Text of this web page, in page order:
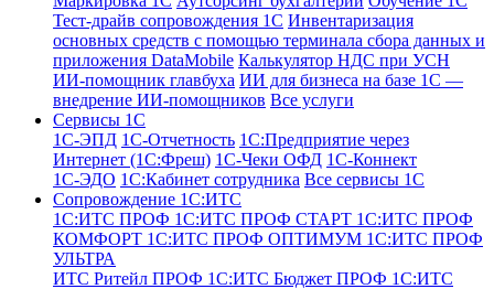
Тест-драйв сопровождения 1С Инвентаризация
основных средств с помощью терминала сбора данных и
приложения DataMobile Калькулятор НДС при УСН
ИИ-помощник главбуха ИИ для бизнеса на базе 1С —
внедрение ИИ-помощников Все услуги
Сервисы 1С
1С-ЭПД 1C-Отчетность 1С:Предприятие через
Интернет (1С:Фреш) 1С-Чеки ОФД 1С‑Коннект
1С-ЭДО 1С:Кабинет сотрудника Все сервисы 1С
Сопровождение 1С:ИТС
1С:ИТС ПРОФ 1С:ИТС ПРОФ СТАРТ 1С:ИТС ПРОФ
КОМФОРТ 1С:ИТС ПРОФ ОПТИМУМ 1С:ИТС ПРОФ
УЛЬТРА
ИТС Ритейл ПРОФ 1С:ИТС Бюджет ПРОФ 1С:ИТС